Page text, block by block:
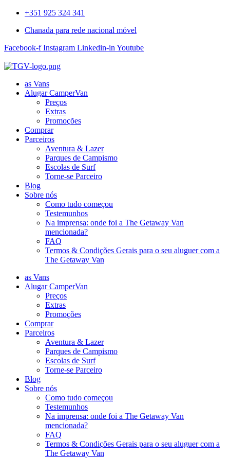
+351 925 324 341
Chanada para rede nacional móvel
Facebook-f Instagram Linkedin-in Youtube
as Vans
Alugar CamperVan
Preços
Extras
Promoções
Comprar
Parceiros
Aventura & Lazer
Parques de Campismo
Escolas de Surf
Torne-se Parceiro
Blog
Sobre nós
Como tudo começou
Testemunhos
Na imprensa: onde foi a The Getaway Van
mencionada?
FAQ
Termos & Condições Gerais para o seu aluguer com a
The Getaway Van
as Vans
Alugar CamperVan
Preços
Extras
Promoções
Comprar
Parceiros
Aventura & Lazer
Parques de Campismo
Escolas de Surf
Torne-se Parceiro
Blog
Sobre nós
Como tudo começou
Testemunhos
Na imprensa: onde foi a The Getaway Van
mencionada?
FAQ
Termos & Condições Gerais para o seu aluguer com a
The Getaway Van